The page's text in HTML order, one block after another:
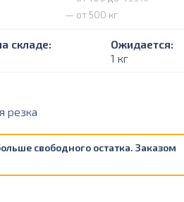
— от 500 кг
складе:
Ожидается:
1 кг
резка
свободного остатка. Заказом